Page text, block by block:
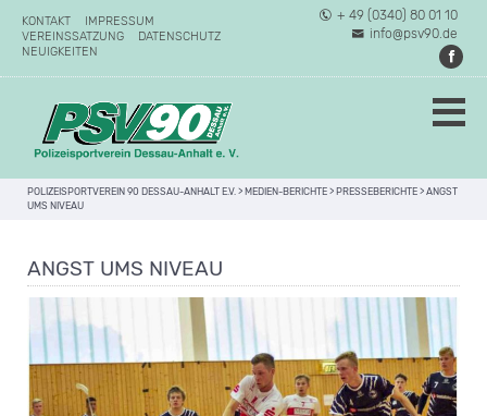
KONTAKT
IMPRESSUM
VEREINSSATZUNG
DATENSCHUTZ
NEUIGKEITEN
+ 49 (0340) 80 01 10
info@psv90.de
POLIZEISPORTVEREIN 90 DESSAU-ANHALT E.V. > MEDIEN-BERICHTE > PRESSEBERICHTE > ANGST
UMS NIVEAU
ANGST UMS NIVEAU